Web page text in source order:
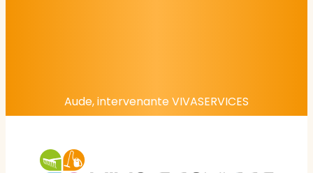
Aude, intervenante VIVASERVICES